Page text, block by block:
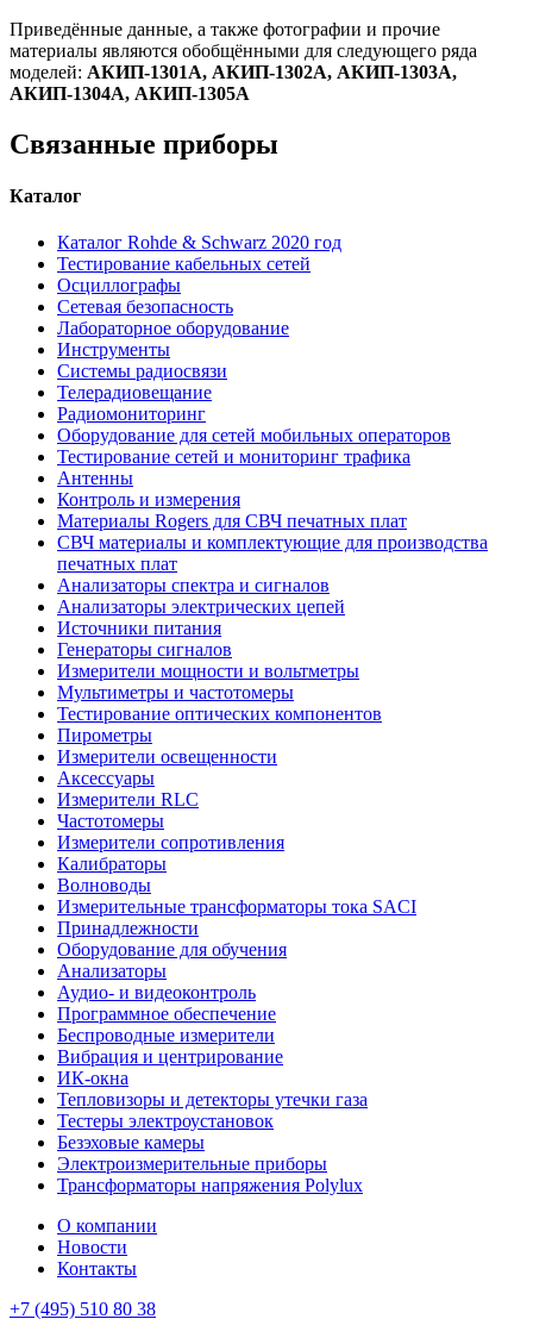
Приведённые данные, а также фотографии и прочие
материалы являются обобщёнными для следующего ряда
моделей: АКИП-1301А, АКИП-1302А, АКИП-1303А,
АКИП-1304А, АКИП-1305А
Связанные приборы
Каталог
Каталог Rohde & Schwarz 2020 год
Тестирование кабельных сетей
Осциллографы
Сетевая безопасность
Лабораторное оборудование
Инструменты
Системы радиосвязи
Телерадиовещание
Радиомониторинг
Оборудование для сетей мобильных операторов
Тестирование сетей и мониторинг трафика
Антенны
Контроль и измерения
Материалы Rogers для СВЧ печатных плат
СВЧ материалы и комплектующие для производства
печатных плат
Анализаторы спектра и сигналов
Анализаторы электрических цепей
Источники питания
Генераторы сигналов
Измерители мощности и вольтметры
Мультиметры и частотомеры
Тестирование оптических компонентов
Пирометры
Измерители освещенности
Аксессуары
Измерители RLC
Частотомеры
Измерители сопротивления
Калибраторы
Волноводы
Измерительные трансформаторы тока SACI
Принадлежности
Оборудование для обучения
Анализаторы
Аудио- и видеоконтроль
Программное обеспечение
Беспроводные измерители
Вибрация и центрирование
ИК-окна
Тепловизоры и детекторы утечки газа
Тестеры электроустановок
Безэховые камеры
Электроизмерительные приборы
Трансформаторы напряжения Polylux
О компании
Новости
Контакты
+7 (495) 510 80 38